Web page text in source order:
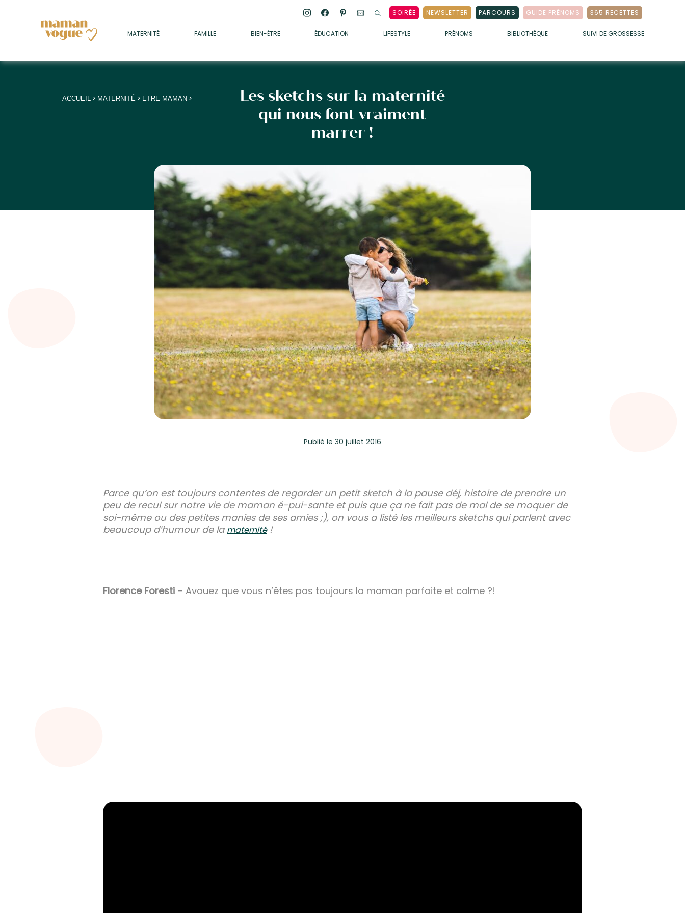
SOIRÉE NEWSLETTER PARCOURS GUIDE PRÉNOMS 365 RECETTES
MATERNITÉ FAMILLE BIEN-ÊTRE ÉDUCATION LIFESTYLE PRÉNOMS BIBLIOTHÈQUE SUIVI DE GROSSESSE
• SOMMEIL
• MÉDECINE DOUCE
+
+
ACCUEIL> MATERNITÉ> ETRE MAMAN>
Les sketchs sur la maternité
qui nous font vraiment
marrer !
Publié le 30 juillet 2016
Parce qu’on est toujours contentes de regarder un petit sketch à la pause déj, histoire de prendre un
peu de recul sur notre vie de maman é-pui-sante et puis que ça ne fait pas de mal de se moquer de
soi-même ou des petites manies de ses amies ;), on vous a listé les meilleurs sketchs qui parlent avec
beaucoup d’humour de la maternité!
Florence Foresti – Avouez que vous n’êtes pas toujours la maman parfaite et calme ?!